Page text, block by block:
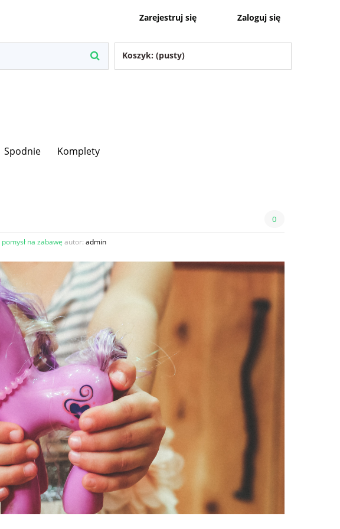
Zarejestruj się Zaloguj się
Koszyk: (pusty)
Spodnie Komplety
0
pomysł na zabawę autor: admin